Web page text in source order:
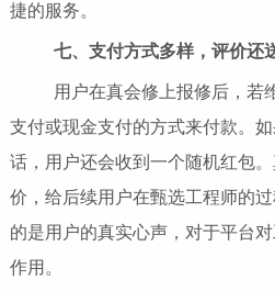
捷的服务。
七、支付方式多样，评价还
用户在真会修上报修后，若
支付或现金支付的方式来付款。
话，用户还会收到一个随机红包
价，给后续用户在甄选工程师的
的是用户的真实心声，对于平台
作用。